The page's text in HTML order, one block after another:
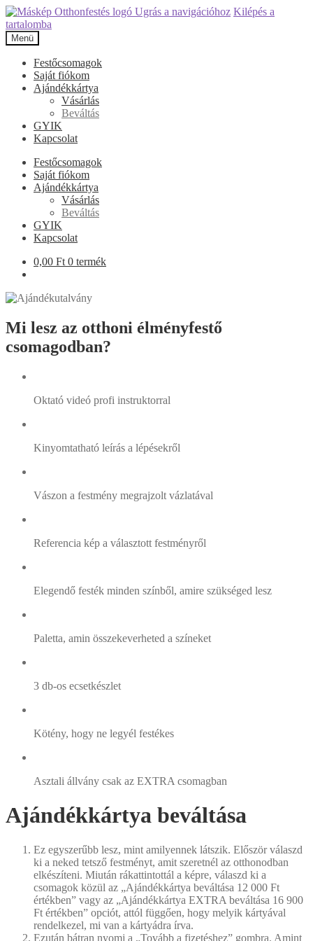
Ugrás a navigációhoz Kilépés a
tartalomba
Menü
Festőcsomagok
Saját fiókom
Ajándékkártya
Vásárlás
Beváltás
GYIK
Kapcsolat
Festőcsomagok
Saját fiókom
Ajándékkártya
Vásárlás
Beváltás
GYIK
Kapcsolat
0,00 Ft 0 termék
Mi lesz az otthoni élményfestő
csomagodban?
Oktató videó profi instruktorral
Kinyomtatható leírás a lépésekről
Vászon a festmény megrajzolt vázlatával
Referencia kép a választott festményről
Elegendő festék minden színből, amire szükséged lesz
Paletta, amin összekeverheted a színeket
3 db-os ecsetkészlet
Kötény, hogy ne legyél festékes
Asztali állvány csak az EXTRA csomagban
Ajándékkártya beváltása
Ez egyszerűbb lesz, mint amilyennek látszik. Először válaszd
ki a neked tetsző festményt, amit szeretnél az otthonodban
elkészíteni. Miután rákattintottál a képre, válaszd ki a
csomagok közül az „Ajándékkártya beváltása 12 000 Ft
értékben” vagy az „Ajándékkártya EXTRA beváltása 16 900
Ft értékben” opciót, attól függően, hogy melyik kártyával
rendelkezel, mi van a kártyádra írva.
Ezután bátran nyomj a „Tovább a fizetéshez” gombra. Amint